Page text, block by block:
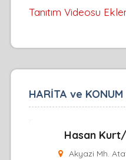
Tanıtım Videosu
HARİTA ve
Hasan
Akyazi Mh.